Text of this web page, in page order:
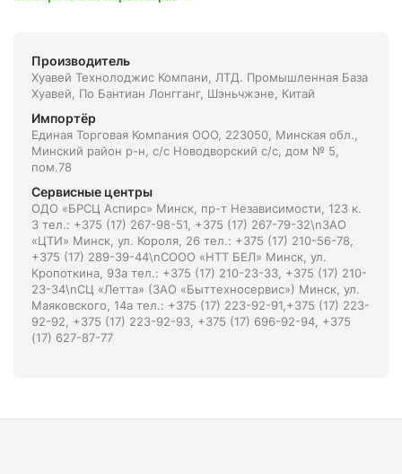
Производитель
Хуавей Технолоджис Компани, ЛТД. Промышленная База
Хуавей, По Бантиан Лонгганг, Шэньчжэне, Китай
Импортёр
Единая Торговая Компания ООО, 223050, Минская обл.,
Минский район р-н, с/с Новодворский с/с, дом № 5,
пом.78
Сервисные центры
ОДО «БРСЦ Аспирс» Минск, пр-т Независимости, 123 к.
3 тел.: +375 (17) 267-98-51, +375 (17) 267-79-32\nЗАО
«ЦТИ» Минск, ул. Короля, 26 тел.: +375 (17) 210-56-78,
+375 (17) 289-39-44\nСООО «НТТ БЕЛ» Минск, ул.
Кропоткина, 93а тел.: +375 (17) 210-23-33, +375 (17) 210-
23-34\nСЦ «Летта» (ЗАО «Быттехносервис») Минск, ул.
Маяковского, 14а тел.: +375 (17) 223-92-91,+375 (17) 223-
92-92, +375 (17) 223-92-93, +375 (17) 696-92-94, +375
(17) 627-87-77